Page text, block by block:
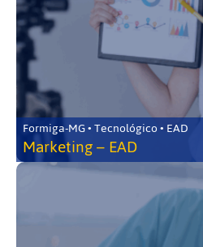
Formiga-MG • Tecnológico • EAD
Marketing – EAD